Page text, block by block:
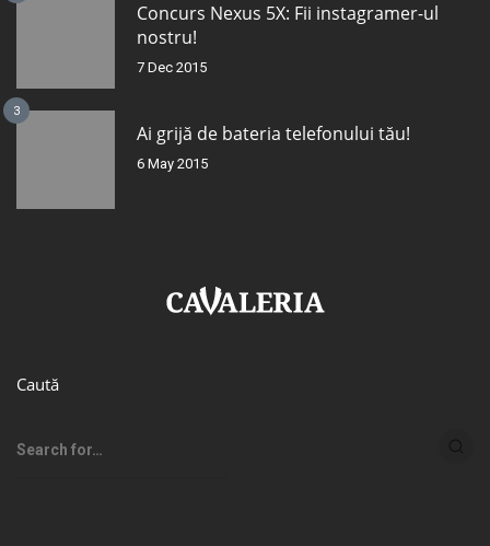
Concurs Nexus 5X: Fii instagramer-ul
nostru!
7 Dec 2015
3
Ai grijă de bateria telefonului tău!
6 May 2015
Caută